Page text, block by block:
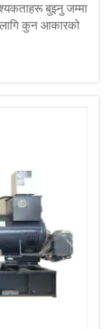
बुझ्नु जम्मा
लागि कुन आकारको
कुरा तपाईंलाई
उपकरणहरूको सूची